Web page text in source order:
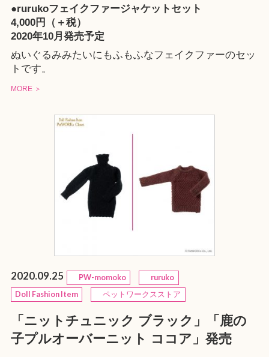
●rurukoフェイクファージャケットセット
4,000円（＋税）
2020年10月発売予定
ぬいぐるみみたいにもふもふなフェイクファーのセッ
トです。
MORE ＞
2020.09.25 PW-momoko
ruruko
Doll Fashion Item
ペットワークスストア
「ニットチュニック ブラック」「鹿の
子プルオーバーニット ココア」発売